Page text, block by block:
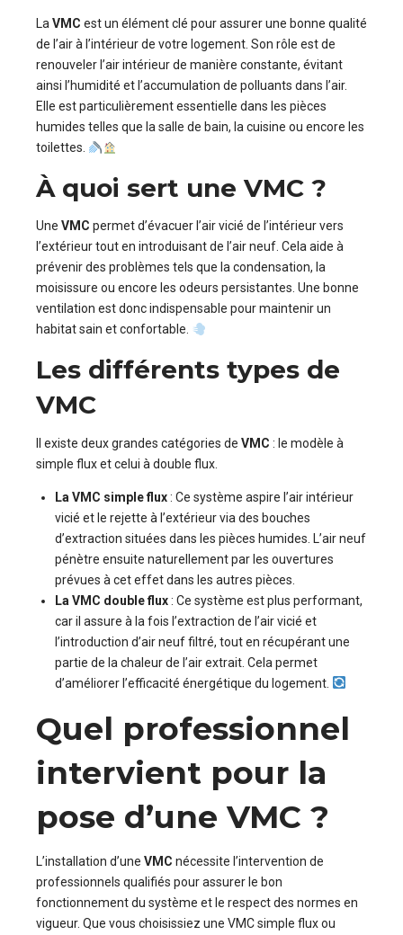
LaVMC est un élément clé pour assurer une bonne qualité
de l’air à l’intérieur de votre logement. Son rôle est de
renouveler l’air intérieur de manière constante, évitant
ainsi l’humidité et l’accumulation de polluants dans l’air.
Elle est particulièrement essentielle dans les pièces
humides telles que la salle de bain, la cuisine ou encore les
toilettes.
À quoi sert une VMC ?
Une VMC permet d’évacuer l’air vicié de l’intérieur vers
l’extérieur tout en introduisant de l’air neuf. Cela aide à
prévenir des problèmes tels que la condensation, la
moisissure ou encore les odeurs persistantes. Une bonne
ventilation est donc indispensable pour maintenir un
habitat sain et confortable.
Les différents types de
VMC
Il existe deux grandes catégories de VMC : le modèle à
simple flux et celui à double flux.
La VMC simple flux: Ce système aspire l’air intérieur
vicié et le rejette à l’extérieur via des bouches
d’extraction situées dans les pièces humides. L’air neuf
pénètre ensuite naturellement par les ouvertures
prévues à cet effet dans les autres pièces.
La VMC double flux: Ce système est plus performant,
car il assure à la fois l’extraction de l’air vicié et
l’introduction d’air neuf filtré, tout en récupérant une
partie de la chaleur de l’air extrait. Cela permet
d’améliorer l’efficacité énergétique du logement.
Quel professionnel
intervient pour la
pose d’une VMC ?
L’installation d’une VMC nécessite l’intervention de
professionnels qualifiés pour assurer le bon
fonctionnement du système et le respect des normes en
vigueur. Que vous choisissiez une VMC simple flux ou